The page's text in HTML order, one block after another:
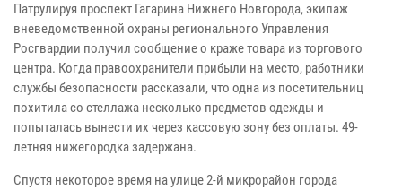
Патрулируя проспект Гагарина Нижнего Новгорода, экипаж
вневедомственной охраны регионального Управления
Росгвардии получил сообщение о краже товара из торгового
центра. Когда правоохранители прибыли на место, работники
службы безопасности рассказали, что одна из посетительниц
похитила со стеллажа несколько предметов одежды и
попыталась вынести их через кассовую зону без оплаты. 49-
летняя нижегородка задержана.
Спустя некоторое время на улице 2-й микрорайон города